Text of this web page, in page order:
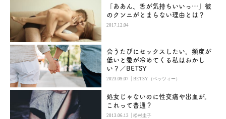
「ああん、舌が気持ちいいっ…」彼
のクンニがとまらない理由とは？
2017.12.04
会うたびにセックスしたい。頻度が
低いと愛が冷めてくる私はおかし
い？／BETSY
2023.09.07 |BETSY（ベッツィー）
処女じゃないのに性交痛や出血が。
これって普通？
2013.06.13 |松村圭子